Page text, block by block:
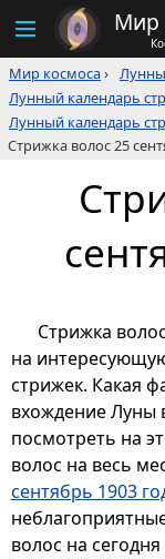
Мир
Мир космоса›
Лунный календарь
Лунный календарь
Стрижка волос 25
Стрижка
на
стрижек. Какая
вхождение Луны
посмотреть на
волос на весь
сентябрь 1903
волос на